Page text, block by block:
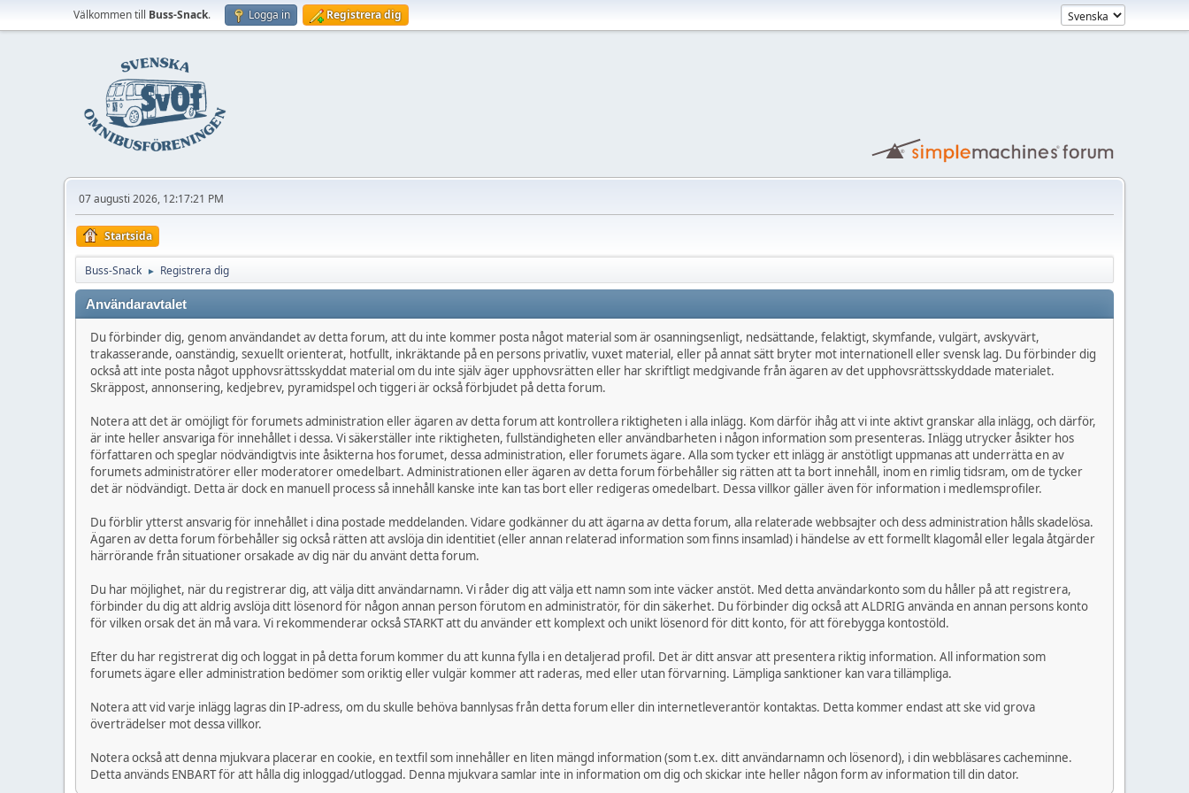
Välkommen till Buss-Snack. Logga in Registrera dig
07 augusti 2026, 12:17:21 PM
Startsida
Buss-Snack ► Registrera dig
Användaravtalet
Du förbinder dig, genom användandet av detta forum, att du inte kommer posta något material som är osanningsenligt, nedsättande, felaktigt, skymfande, vulgärt, avskyvärt,
trakasserande, oanständig, sexuellt orienterat, hotfullt, inkräktande på en persons privatliv, vuxet material, eller på annat sätt bryter mot internationell eller svensk lag. Du förbinder dig
också att inte posta något upphovsrättsskyddat material om du inte själv äger upphovsrätten eller har skriftligt medgivande från ägaren av det upphovsrättsskyddade materialet.
Skräppost, annonsering, kedjebrev, pyramidspel och tiggeri är också förbjudet på detta forum.
Notera att det är omöjligt för forumets administration eller ägaren av detta forum att kontrollera riktigheten i alla inlägg. Kom därför ihåg att vi inte aktivt granskar alla inlägg, och därför,
är inte heller ansvariga för innehållet i dessa. Vi säkerställer inte riktigheten, fullständigheten eller användbarheten i någon information som presenteras. Inlägg utrycker åsikter hos
författaren och speglar nödvändigtvis inte åsikterna hos forumet, dessa administration, eller forumets ägare. Alla som tycker ett inlägg är anstötligt uppmanas att underrätta en av
forumets administratörer eller moderatorer omedelbart. Administrationen eller ägaren av detta forum förbehåller sig rätten att ta bort innehåll, inom en rimlig tidsram, om de tycker
det är nödvändigt. Detta är dock en manuell process så innehåll kanske inte kan tas bort eller redigeras omedelbart. Dessa villkor gäller även för information i medlemsprofiler.
Du förblir ytterst ansvarig för innehållet i dina postade meddelanden. Vidare godkänner du att ägarna av detta forum, alla relaterade webbsajter och dess administration hålls skadelösa.
Ägaren av detta forum förbehåller sig också rätten att avslöja din identitiet (eller annan relaterad information som finns insamlad) i händelse av ett formellt klagomål eller legala åtgärder
härrörande från situationer orsakade av dig när du använt detta forum.
Du har möjlighet, när du registrerar dig, att välja ditt användarnamn. Vi råder dig att välja ett namn som inte väcker anstöt. Med detta användarkonto som du håller på att registrera,
förbinder du dig att aldrig avslöja ditt lösenord för någon annan person förutom en administratör, för din säkerhet. Du förbinder dig också att ALDRIG använda en annan persons konto
för vilken orsak det än må vara. Vi rekommenderar också STARKT att du använder ett komplext och unikt lösenord för ditt konto, för att förebygga kontostöld.
Efter du har registrerat dig och loggat in på detta forum kommer du att kunna fylla i en detaljerad profil. Det är ditt ansvar att presentera riktig information. All information som
forumets ägare eller administration bedömer som oriktig eller vulgär kommer att raderas, med eller utan förvarning. Lämpliga sanktioner kan vara tillämpliga.
Notera att vid varje inlägg lagras din IP-adress, om du skulle behöva bannlysas från detta forum eller din internetleverantör kontaktas. Detta kommer endast att ske vid grova
överträdelser mot dessa villkor.
Notera också att denna mjukvara placerar en cookie, en textfil som innehåller en liten mängd information (som t.ex. ditt användarnamn och lösenord), i din webbläsares cacheminne.
Detta används ENBART för att hålla dig inloggad/utloggad. Denna mjukvara samlar inte in information om dig och skickar inte heller någon form av information till din dator.